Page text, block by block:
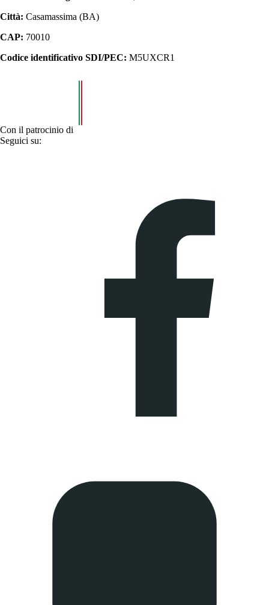
Città: Casamassima (BA)
CAP: 70010
Codice identificativo SDI/PEC: M5UXCR1
Con il patrocinio di
Seguici su: